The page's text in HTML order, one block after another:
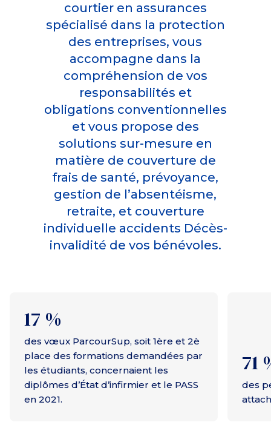
courtier en assurances
spécialisé dans la protection
des entreprises, vous
accompagne dans la
compréhension de vos
responsabilités et
obligations conventionnelles
et vous propose des
solutions sur-mesure en
matière de couverture de
frais de santé, prévoyance,
gestion de l’absentéisme,
retraite, et couverture
individuelle accidents Décès-
invalidité de vos bénévoles.
17 %
des vœux ParcourSup, soit 1ère et 2è
place des formations demandées par
les étudiants, concernaient les
diplômes d’État d’infirmier et le PASS
en 2021.
71
des